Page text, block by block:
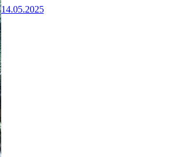
14.05.2025